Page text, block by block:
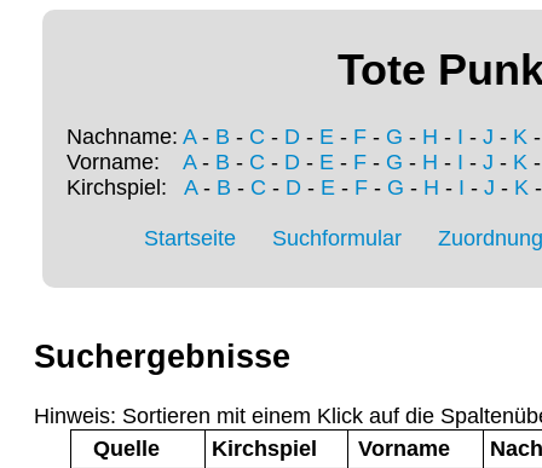
Tote
Nachname: A- B - C - D - E - F - G - H - I - J - K
Vorname: A- B - C - D - E - F - G - H - I - J - K
Kirchspiel: A- B - C - D- E- F- G - H - I - J - K
Startseite Suchformular
Suchergebnisse
Hinweis: Sortieren mit einem Klick auf die
Quelle
Kirchspiel Vorname